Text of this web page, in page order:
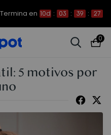
Termina en 10d : 03 : 39 : 27
0
5 motivos por